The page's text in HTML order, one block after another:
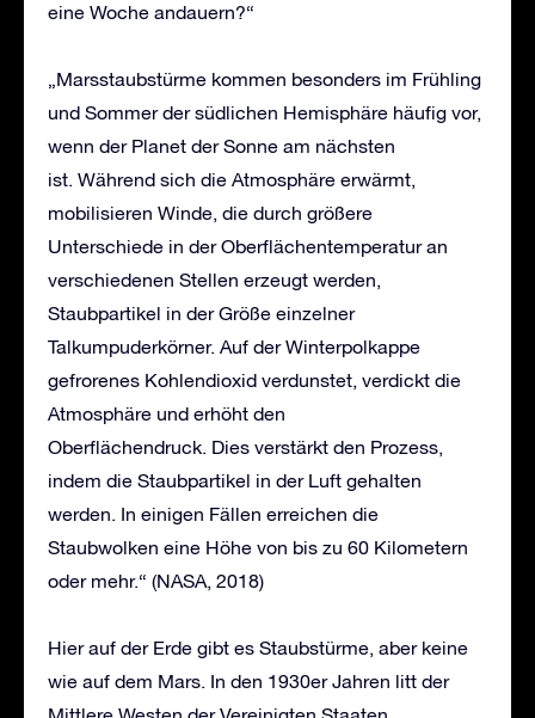
eine Woche andauern?“
„Marsstaubstürme kommen besonders im Frühling
und Sommer der südlichen Hemisphäre häufig vor,
wenn der Planet der Sonne am nächsten
ist. Während sich die Atmosphäre erwärmt,
mobilisieren Winde, die durch größere
Unterschiede in der Oberflächentemperatur an
verschiedenen Stellen erzeugt werden,
Staubpartikel in der Größe einzelner
Talkumpuderkörner. Auf der Winterpolkappe
gefrorenes Kohlendioxid verdunstet, verdickt die
Atmosphäre und erhöht den
Oberflächendruck. Dies verstärkt den Prozess,
indem die Staubpartikel in der Luft gehalten
werden. In einigen Fällen erreichen die
Staubwolken eine Höhe von bis zu 60 Kilometern
oder mehr.“ (NASA, 2018)
Hier auf der Erde gibt es Staubstürme, aber keine
wie auf dem Mars. In den 1930er Jahren litt der